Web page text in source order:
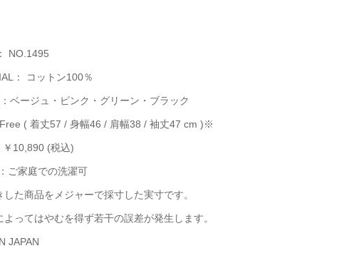
NO.1495
： コットン100％
ベージュ・ピンク・グリーン・ブラック
( 着丈57 / 身幅46 / 肩幅38 / 袖丈47 cm )※
￥10,890 (税込)
ご家庭での洗濯可
た商品をメジャーで採寸した実寸です。
ってはやむを得ず若干の誤差が発生します。
JAPAN